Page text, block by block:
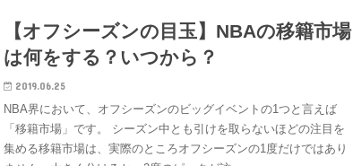
【オフシーズンの目玉】NBAの移籍市場
は何をする？いつから？
2019.06.25
NBA界において、オフシーズンのビッグイベントの1つと言えば
「移籍市場」です。 シーズン中とも引けを取らないほどの注目を
集める移籍市場は、実際のところオフシーズンの1度だけではあり